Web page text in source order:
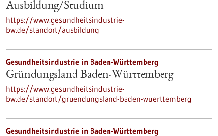
Ausbildung/Studium
https://www.gesundheitsindustrie-
bw.de/standort/ausbildung
Gesundheitsindustrie in Baden-Württemberg
Gründungsland Baden-Württemberg
https://www.gesundheitsindustrie-
bw.de/standort/gruendungsland-baden-wuerttemberg
Gesundheitsindustrie in Baden-Württemberg